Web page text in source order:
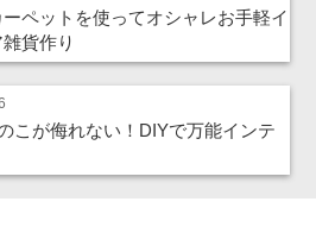
ペットを使ってオシャレお手軽イ
貨作り
こが侮れない！DIYで万能インテ